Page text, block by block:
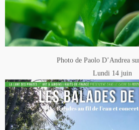
Photo de Paolo D’Andrea
Lundi 14 juin